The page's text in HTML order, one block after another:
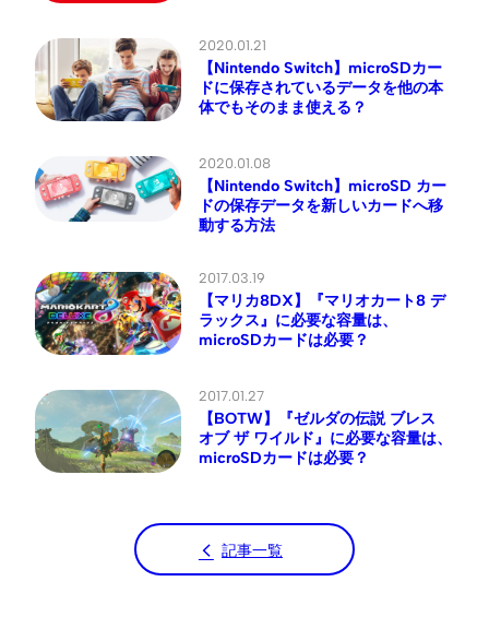
2020.01.21
【Nintendo Switch】microSDカー
ドに保存されているデータを他の本
体でもそのまま使える？
2020.01.08
【Nintendo Switch】microSD カー
ドの保存データを新しいカードへ移
動する方法
2017.03.19
【マリカ8DX】『マリオカート8 デ
ラックス』に必要な容量は、
microSDカードは必要？
2017.01.27
【BOTW】『ゼルダの伝説 ブレス
オブ ザ ワイルド』に必要な容量は、
microSDカードは必要？
記事一覧